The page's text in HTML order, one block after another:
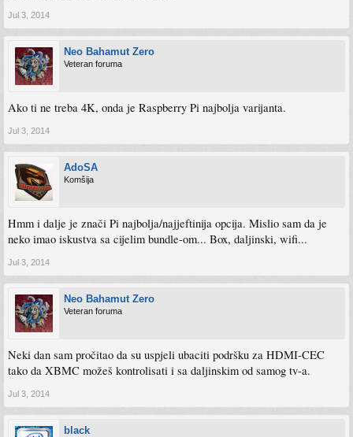
Jul 3, 2014
Neo Bahamut Zero
Veteran foruma
Ako ti ne treba 4K, onda je Raspberry Pi najbolja varijanta.
Jul 3, 2014
AdoSA
Komšija
Hmm i dalje je znači Pi najbolja/najjeftinija opcija. Mislio sam da je
neko imao iskustva sa cijelim bundle-om... Box, daljinski, wifi...
Jul 3, 2014
Neo Bahamut Zero
Veteran foruma
Neki dan sam pročitao da su uspjeli ubaciti podršku za HDMI-CEC
tako da XBMC možeš kontrolisati i sa daljinskim od samog tv-a.
Jul 3, 2014
black